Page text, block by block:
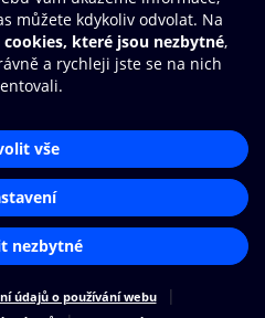
údajů
O2 Knihovna
a poslouchej své e-knihy a
rychleji a pohodlněji.